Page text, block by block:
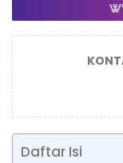
Daftar Isi